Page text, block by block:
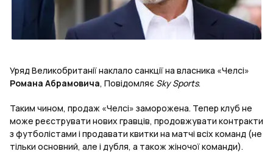
Уряд Великобританії наклало санкції на власника «Челсі»
Романа Абрамовича, Повідомляє Sky Sports.
Таким чином, продаж «Челсі» заморожена. Тепер клуб не
може реєструвати нових гравців, продовжувати контракти
з футболістами і продавати квитки на матчі всіх команд (не
тільки основний, але і дубля, а також жіночої команди).